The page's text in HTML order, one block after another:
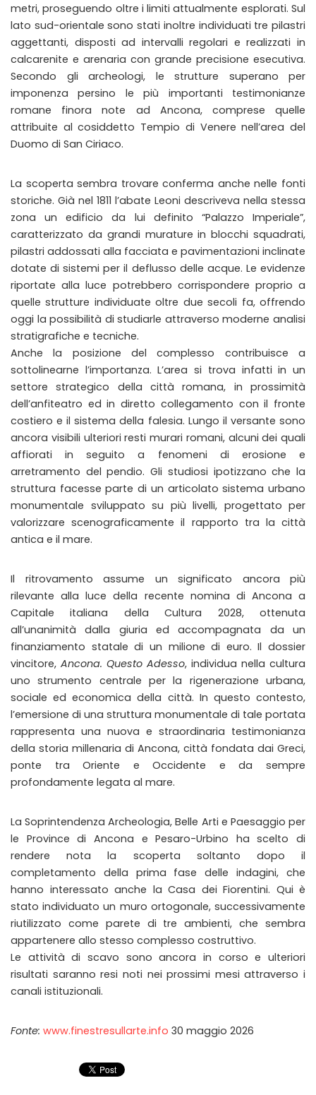
metri, proseguendo oltre i limiti attualmente esplorati. Sul
lato sud-orientale sono stati inoltre individuati tre pilastri
aggettanti, disposti ad intervalli regolari e realizzati in
calcarenite e arenaria con grande precisione esecutiva.
Secondo gli archeologi, le strutture superano per
imponenza persino le più importanti testimonianze
romane finora note ad Ancona, comprese quelle
attribuite al cosiddetto Tempio di Venere nell’area del
Duomo di San Ciriaco.
La scoperta sembra trovare conferma anche nelle fonti
storiche. Già nel 1811 l’abate Leoni descriveva nella stessa
zona un edificio da lui definito “Palazzo Imperiale”,
caratterizzato da grandi murature in blocchi squadrati,
pilastri addossati alla facciata e pavimentazioni inclinate
dotate di sistemi per il deflusso delle acque. Le evidenze
riportate alla luce potrebbero corrispondere proprio a
quelle strutture individuate oltre due secoli fa, offrendo
oggi la possibilità di studiarle attraverso moderne analisi
stratigrafiche e tecniche.
Anche la posizione del complesso contribuisce a
sottolinearne l’importanza. L’area si trova infatti in un
settore strategico della città romana, in prossimità
dell’anfiteatro ed in diretto collegamento con il fronte
costiero e il sistema della falesia. Lungo il versante sono
ancora visibili ulteriori resti murari romani, alcuni dei quali
affiorati in seguito a fenomeni di erosione e
arretramento del pendio. Gli studiosi ipotizzano che la
struttura facesse parte di un articolato sistema urbano
monumentale sviluppato su più livelli, progettato per
valorizzare scenograficamente il rapporto tra la città
antica e il mare.
Il ritrovamento assume un significato ancora più
rilevante alla luce della recente nomina di Ancona a
Capitale italiana della Cultura 2028, ottenuta
all’unanimità dalla giuria ed accompagnata da un
finanziamento statale di un milione di euro. Il dossier
vincitore, Ancona. Questo Adesso, individua nella cultura
uno strumento centrale per la rigenerazione urbana,
sociale ed economica della città. In questo contesto,
l’emersione di una struttura monumentale di tale portata
rappresenta una nuova e straordinaria testimonianza
della storia millenaria di Ancona, città fondata dai Greci,
ponte tra Oriente e Occidente e da sempre
profondamente legata al mare.
La Soprintendenza Archeologia, Belle Arti e Paesaggio per
le Province di Ancona e Pesaro-Urbino ha scelto di
rendere nota la scoperta soltanto dopo il
completamento della prima fase delle indagini, che
hanno interessato anche la Casa dei Fiorentini. Qui è
stato individuato un muro ortogonale, successivamente
riutilizzato come parete di tre ambienti, che sembra
appartenere allo stesso complesso costruttivo.
Le attività di scavo sono ancora in corso e ulteriori
risultati saranno resi noti nei prossimi mesi attraverso i
canali istituzionali.
Fonte: www.finestresullarte.info 30 maggio 2026